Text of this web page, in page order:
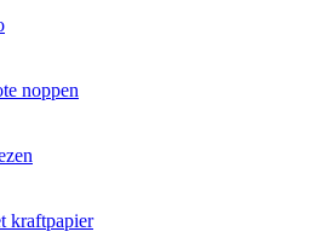
noppen
kraftpapier